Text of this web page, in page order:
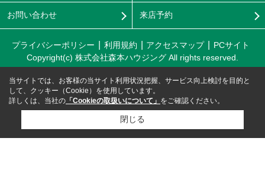
お問い合わせ 来店予約
プライバシーポリシー 利用規約 アクセスマップ
PCサイト
Copyright(c) 株式会社森本ハウジング All rights reserved.
当サイトでは、お客様の当サイト利用状況把握、サービス向上検討を目的と
して、クッキー（Cookie）を使用しています。
詳しくは、当社の 「Cookieの取扱いについて」 をご確認ください。
閉じる